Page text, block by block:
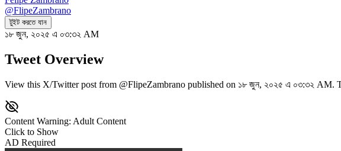
@FlipeZambrano
টুইট করতে যান
১৮ জুন, ২০২৫ এ ০৩:৩২ AM
Tweet Overview
View this X/Twitter post from @FlipeZambrano published on ১৮ জুন, ২০২৫ এ ০৩:৩২ AM.
Content Warning: Adult Content
Click to Show
AD Required